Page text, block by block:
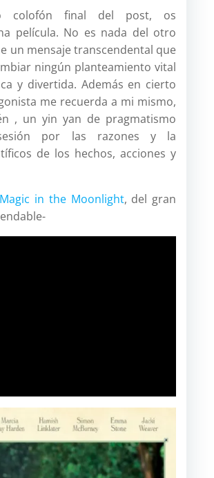
colofón final del post, os
película. No es nada del otro
un mensaje transcendental que
ningún planteamiento vital
y divertida. Además en cierto
me recuerda a mi mismo,
, un yin yan de pragmatismo
por las razones y la
de los hechos, acciones y
Magic in the Moonlight, del gran